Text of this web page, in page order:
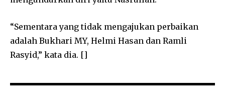
“Sementara yang tidak mengajukan perbaikan
adalah Bukhari MY, Helmi Hasan dan Ramli
Rasyid,” kata dia. []